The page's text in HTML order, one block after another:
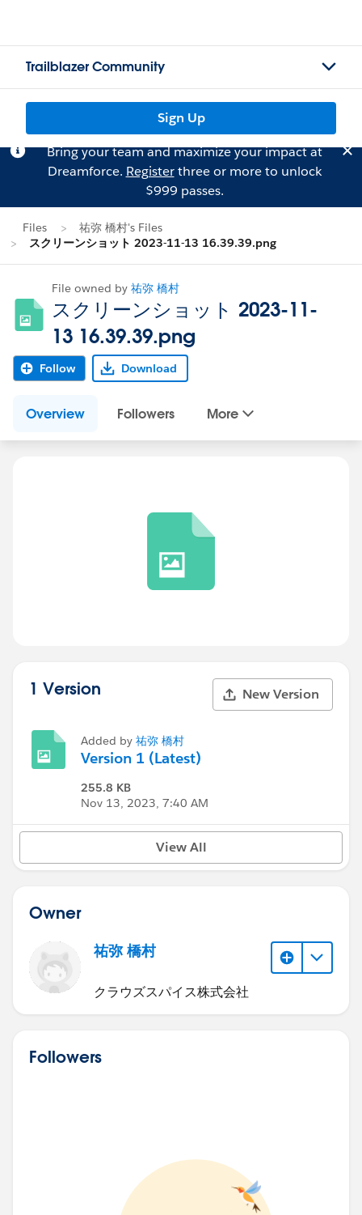
Trailblazer Community
Sign Up
Bring your team and maximize your impact at
Dreamforce. Registerthree or more to unlock
$999 passes.
Files
祐弥 橋村's Files
スクリーンショット 2023-11-13 16.39.39.png
File owned by 祐弥 橋村
スクリーンショット 2023-11-
13 16.39.39.png
Follow Download
Overview Followers More
1 Version New Version
Added by 祐弥 橋村
Version 1 (Latest)
255.8 KB
Nov 13, 2023, 7:40 AM
View All
Owner
祐弥 橋村
クラウズスパイス株式会社
Followers